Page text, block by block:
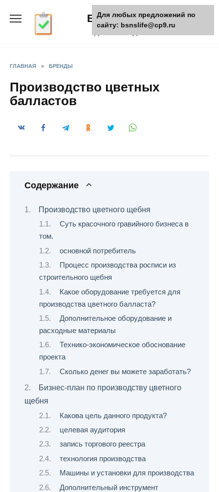
БизнесЖизнь
ГЛАВНАЯ » БРЕНДЫ
Производство цветных
балластов
Содержание
Производство цветного щебня
Суть красочного гравийного бизнеса в
том.
основной потребитель
Процесс производства росписи из
строительного щебня
Какое оборудование требуется для
производства цветного балласта?
Дополнительное оборудование и
расходные материалы
Технико-экономическое обоснование
проекта
Сколько денег вы можете заработать?
Бизнес-план по производству цветного
щебня
Какова цель данного продукта?
целевая аудитория
запись торгового реестра
технология производства
Машины и установки для производства
Дополнительный инструмент
Для любых предложений по
сайту: bsnslife@cp9.ru